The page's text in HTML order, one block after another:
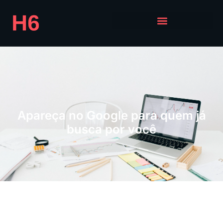
Google Ads
Apareça no Google para quem já
busca por você